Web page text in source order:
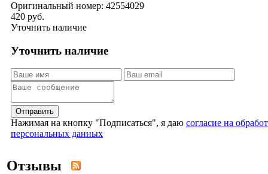
Оригинальный номер: 42554029
420 руб.
Уточнить наличие
Уточнить наличие
Отправить
Нажимая на кнопку "Подписаться", я даю согласие на
персональных данных
Отзывы